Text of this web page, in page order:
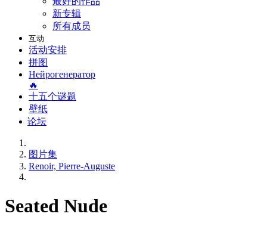
新专辑
所有成员
互动
活动安排
拼图
Нейрогенератор
🔥
十五个谜题
壁纸
论坛
图片集
Renoir, Pierre-Auguste
Seated Nude